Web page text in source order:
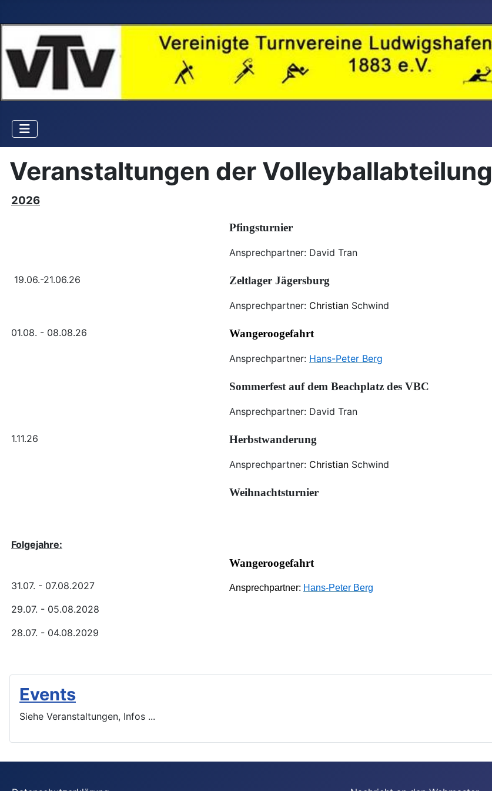
Events
Siehe Veranstaltungen, Infos ...
Veranstaltungen der Volleyballabteilung
2026
Pfingsturnier
Ansprechpartner: David Tran
19.06.-21.06.26 Zeltlager Jägersburg
Ansprechpartner: Christian Schwind
01.08. - 08.08.26 Wangeroogefahrt
Ansprechpartner: Hans-Peter Berg
Sommerfest auf dem Beachplatz des VBC
Ansprechpartner: David Tran
1.11.26 Herbstwanderung
Ansprechpartner: Christian Schwind
Weihnachtsturnier
Folgejahre:
31.07. - 07.08.2027
29.07. - 05.08.2028
28.07. - 04.08.2029
Wangeroogefahrt
Ansprechpartner: Hans-Peter Berg